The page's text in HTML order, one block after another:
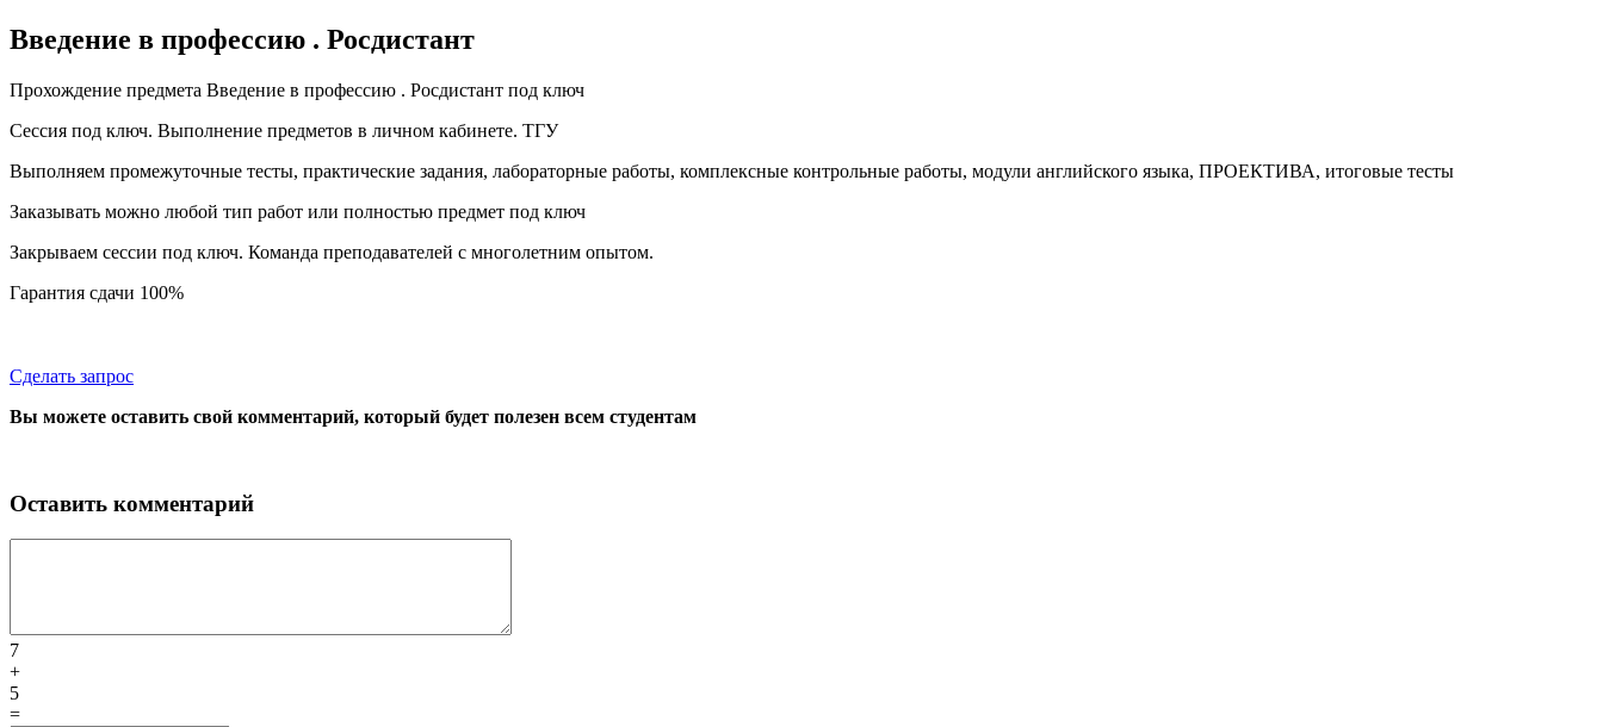
Введение в профессию . Росдистант
Прохождение предмета Введение в профессию . Росдистант под ключ
Сессия под ключ. Выполнение предметов в личном кабинете. ТГУ
Выполняем промежуточные тесты, практические задания, лабораторные работы, комплексные контрольные работы, модули английского языка, ПРОЕКТИВА, итоговые тесты
Заказывать можно любой тип работ или полностью предмет под ключ
Закрываем сессии под ключ. Команда преподавателей с многолетним опытом.
Гарантия сдачи 100%
Сделать запрос
Вы можете оставить свой комментарий, который будет полезен всем студентам
Оставить комментарий
7
+
5
=